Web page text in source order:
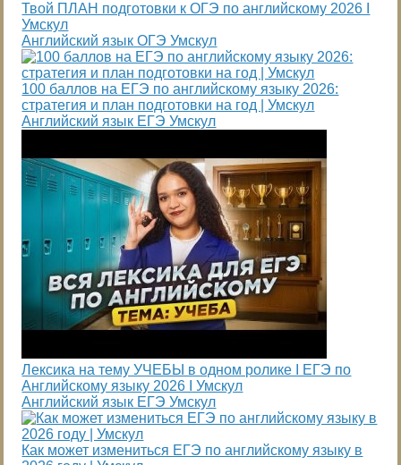
Твой ПЛАН подготовки к ОГЭ по английскому 2026 I
Умскул
Английский язык ОГЭ Умскул
100 баллов на ЕГЭ по английскому языку 2026:
стратегия и план подготовки на год | Умскул
Английский язык ЕГЭ Умскул
Лексика на тему УЧЕБЫ в одном ролике I ЕГЭ по
Английскому языку 2026 I Умскул
Английский язык ЕГЭ Умскул
Как может измениться ЕГЭ по английскому языку в